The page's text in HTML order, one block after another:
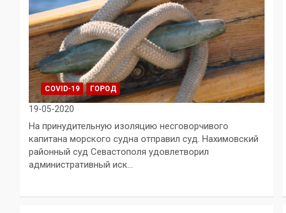
COVID-19 ГОРОД
19-05-2020
На принудительную изоляцию несговорчивого
капитана морского судна отправил суд. Нахимовский
районный суд Севастополя удовлетворил
административный иск…